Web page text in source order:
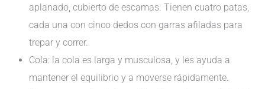
aplanado, cubierto de escamas. Tienen cuatro patas,
cada una con cinco dedos con garras afiladas para
trepar y correr.
Cola: la cola es larga y musculosa, y les ayuda a
mantener el equilibrio y a moverse rápidamente.